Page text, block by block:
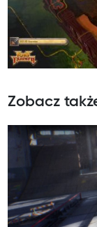
Zobacz